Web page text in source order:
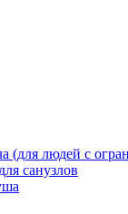
(для людей с
санузлов